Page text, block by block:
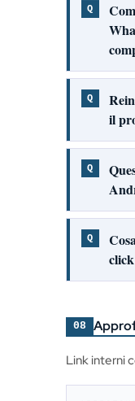
il
08
Link interni